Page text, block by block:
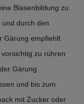
Blasenbildung zu
durch den
Gärung empfiehlt
zu rühren
Gärung
und bis zum
mit Zucker oder